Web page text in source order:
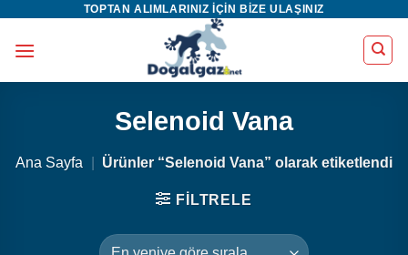
TOPTAN ALIMLARINIZ IÇIN BIZE ULAŞINIZ
Selenoid Vana
Ana Sayfa Ürünler “Selenoid Vana” olarak etiketlendi
FILTRELE